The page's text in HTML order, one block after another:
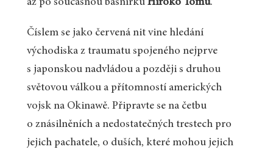
až po současnou básnířku Hiroko Tómu.
Číslem se jako červená nit vine hledání
východiska z traumatu spojeného nejprve
s japonskou nadvládou a později s druhou
světovou válkou a přítomností amerických
vojsk na Okinawě. Připravte se na četbu
o znásilněních a nedostatečných trestech pro
jejich pachatele, o duších, které mohou jejich